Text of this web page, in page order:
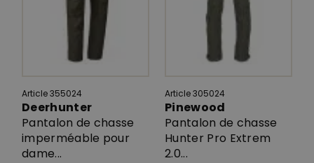
Article 355024
Deerhunter
Pantalon de chasse
imperméable pour
dame...
Article 305024
Pinewood
Pantalon de chasse
Hunter Pro Extrem
2.0...